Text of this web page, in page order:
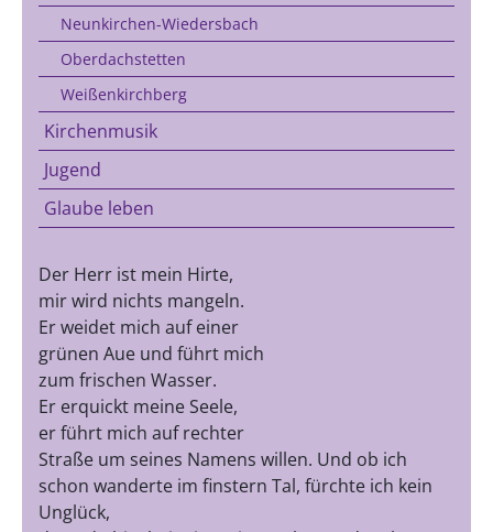
Neunkirchen-Wiedersbach
Oberdachstetten
Weißenkirchberg
Kirchenmusik
Jugend
Glaube leben
Der Herr ist mein Hirte,
mir wird nichts mangeln.
Er weidet mich auf einer
grünen Aue und führt mich
zum frischen Wasser.
Er erquickt meine Seele,
er führt mich auf rechter
Straße um seines Namens willen. Und ob ich
schon wanderte im finstern Tal, fürchte ich kein
Unglück,